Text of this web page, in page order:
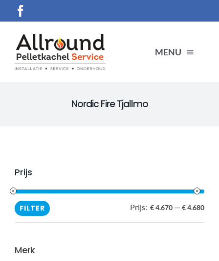
naar
inhoud
MENU
CONTACT
Nordic Fire Tjallmo
Prijs
Min.
prijs
prijs
FILTER Prijs: € 4.670 — € 4.680
Merk